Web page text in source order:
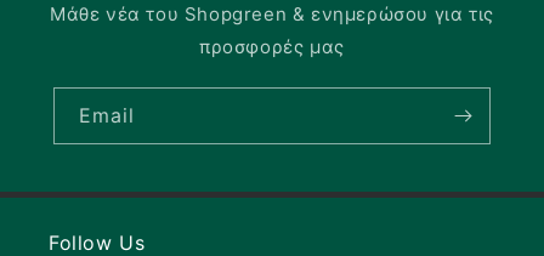
Μάθε νέα του Shopgreen & ενημερώσου για τις
προσφορές μας
Email
Follow Us